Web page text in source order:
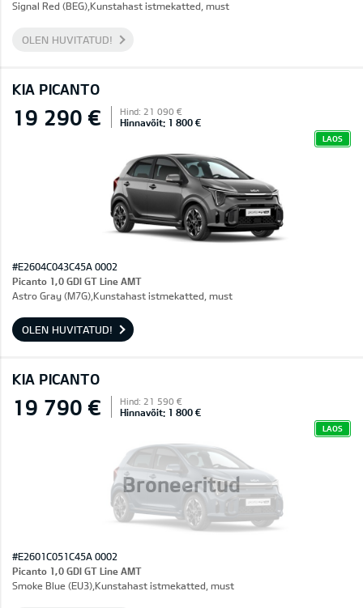
Signal Red (BEG),Kunstahast istmekatted, must
OLEN HUVITATUD!
KIA PICANTO
19 290 € Hind: 21 090 €
Hinnavõit: 1 800 €
LAOS
#E2604C043C45A 0002
Picanto 1,0 GDI GT Line AMT
Astro Gray (M7G),Kunstahast istmekatted, must
OLEN HUVITATUD!
KIA PICANTO
Broneeritud
19 790 € Hind: 21 590 €
Hinnavõit: 1 800 €
LAOS
#E2601C051C45A 0002
Picanto 1,0 GDI GT Line AMT
Smoke Blue (EU3),Kunstahast istmekatted, must